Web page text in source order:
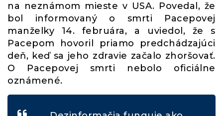
na neznámom mieste v USA. Povedal, že
bol informovaný o smrti Pacepovej
manželky 14. februára, a uviedol, že s
Pacepom hovoril priamo predchádzajúci
deň, keď sa jeho zdravie začalo zhoršovať.
O Pacepovej smrti nebolo oficiálne
oznámené.